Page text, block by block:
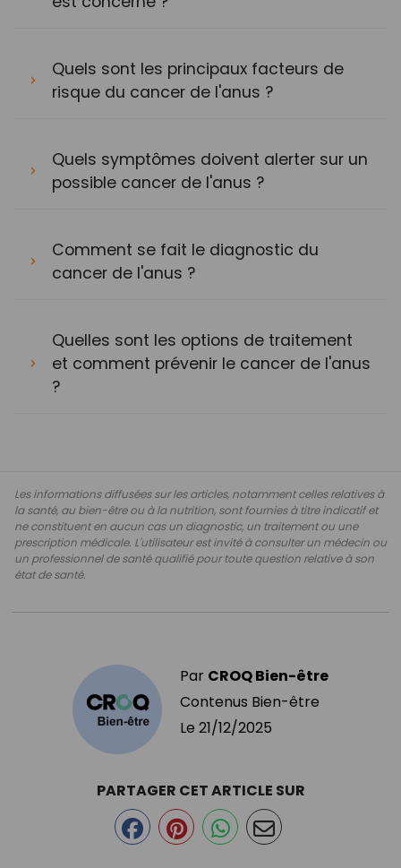
Quels sont les principaux facteurs de
risque du cancer de l'anus ?
Quels symptômes doivent alerter sur un
possible cancer de l'anus ?
Comment se fait le diagnostic du
cancer de l'anus ?
Quelles sont les options de traitement
et comment prévenir le cancer de l'anus
?
Les informations diffusées sur les articles, notamment celles relatives à
la santé, au bien-être ou à la nutrition, sont fournies à titre indicatif et
ne constituent en aucun cas un diagnostic, un traitement ou une
prescription médicale. L'utilisateur est invité à consulter un médecin ou
un professionnel de santé qualifié pour toute question relative à son
état de santé.
Par CROQ Bien-être
Contenus Bien-être
Le 21/12/2025
PARTAGER CET ARTICLE SUR